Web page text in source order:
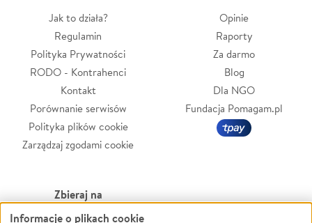
Jak to działa?
Regulamin
Polityka Prywatności
RODO - Kontrahenci
Kontakt
Porównanie serwisów
Polityka plików cookie
Zarządzaj zgodami cookie
Opinie
Raporty
Za darmo
Blog
Dla NGO
Fundacja Pomagam.pl
Zbieraj na
Informacje o plikach cookie